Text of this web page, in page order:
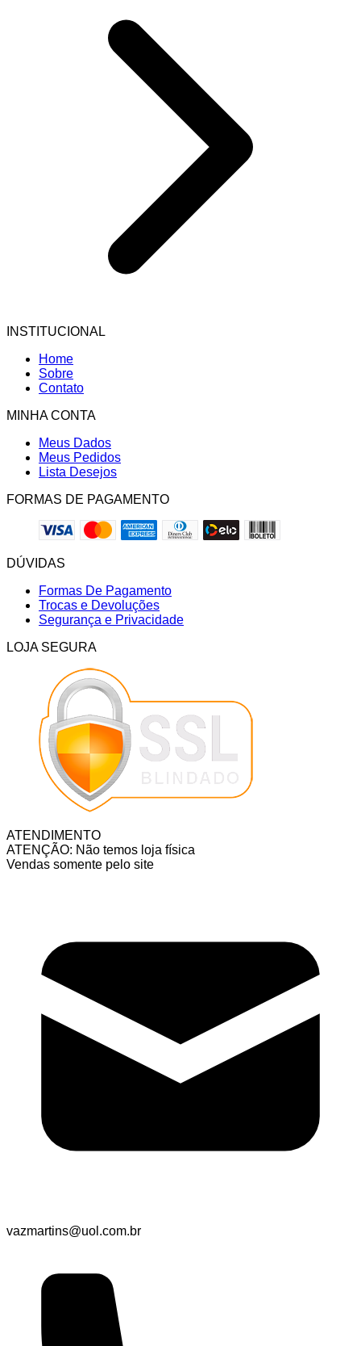
INSTITUCIONAL
Home
Sobre
Contato
MINHA CONTA
Meus Dados
Meus Pedidos
Lista Desejos
FORMAS DE PAGAMENTO
DÚVIDAS
Formas De Pagamento
Trocas e Devoluções
Segurança e Privacidade
LOJA SEGURA
ATENDIMENTO
ATENÇÃO: Não temos loja física
Vendas somente pelo site
vazmartins@uol.com.br